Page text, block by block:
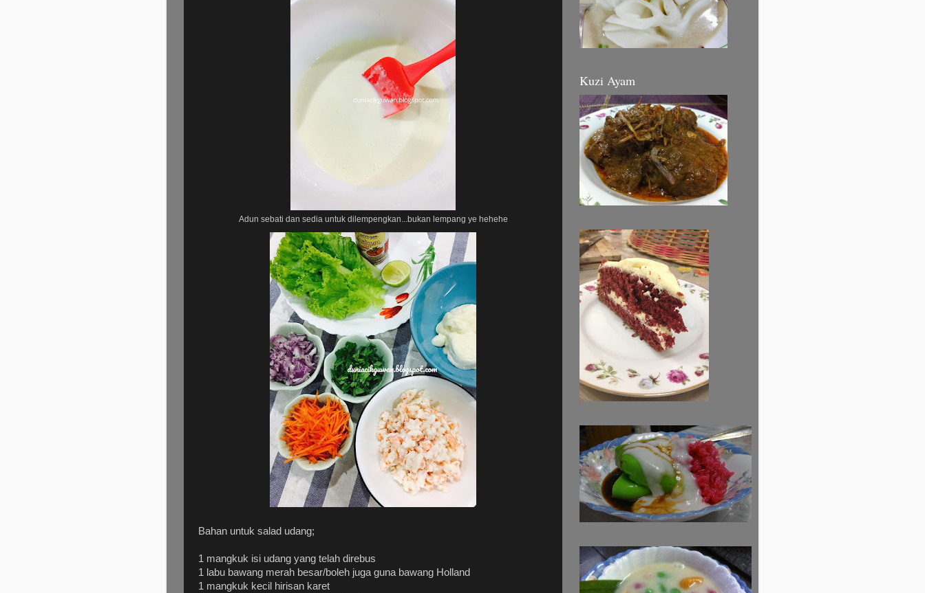
Adun sebati dan sedia untuk dilempengkan...bukan lempang ye hehehe
Bahan untuk salad udang;
1 mangkuk isi udang yang telah direbus
1 labu bawang merah besar/boleh juga guna bawang Holland
1 mangkuk kecil hirisan karet
Kuzi Ayam